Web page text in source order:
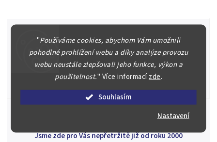
"Používáme cookies, abychom Vám umožnili
pohodlné prohlížení webu a díky analýze provozu
webu neustále zlepšovali jeho funkce, výkon a
použitelnost." Více informacízde.
Souhlasím
Nastavení
Špičkové služby za nejlepší ceny
Náš kolektiv specialistů a znalců se Vám bude plně věnovat.
Posoudíme kvalitu a pravost Vašeho materiálu, prodáme v naší
Jsme zde pro Vás nepřetržitě již od roku 2000